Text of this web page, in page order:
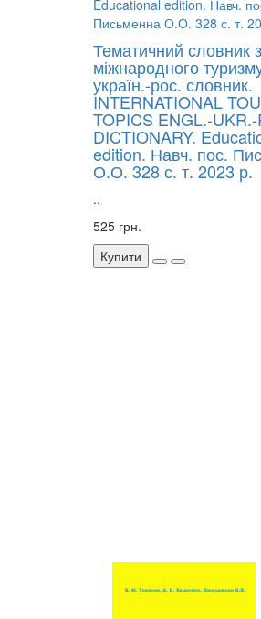
Тематичний словник з
міжнародного
україн.-рос. словник.
INTERNATIONAL
TOPICS ENGL.-
DICTIONARY.
edition. Навч. пос.
О.О. 328 с. т. 2023 р.
..
525 грн.
Купити